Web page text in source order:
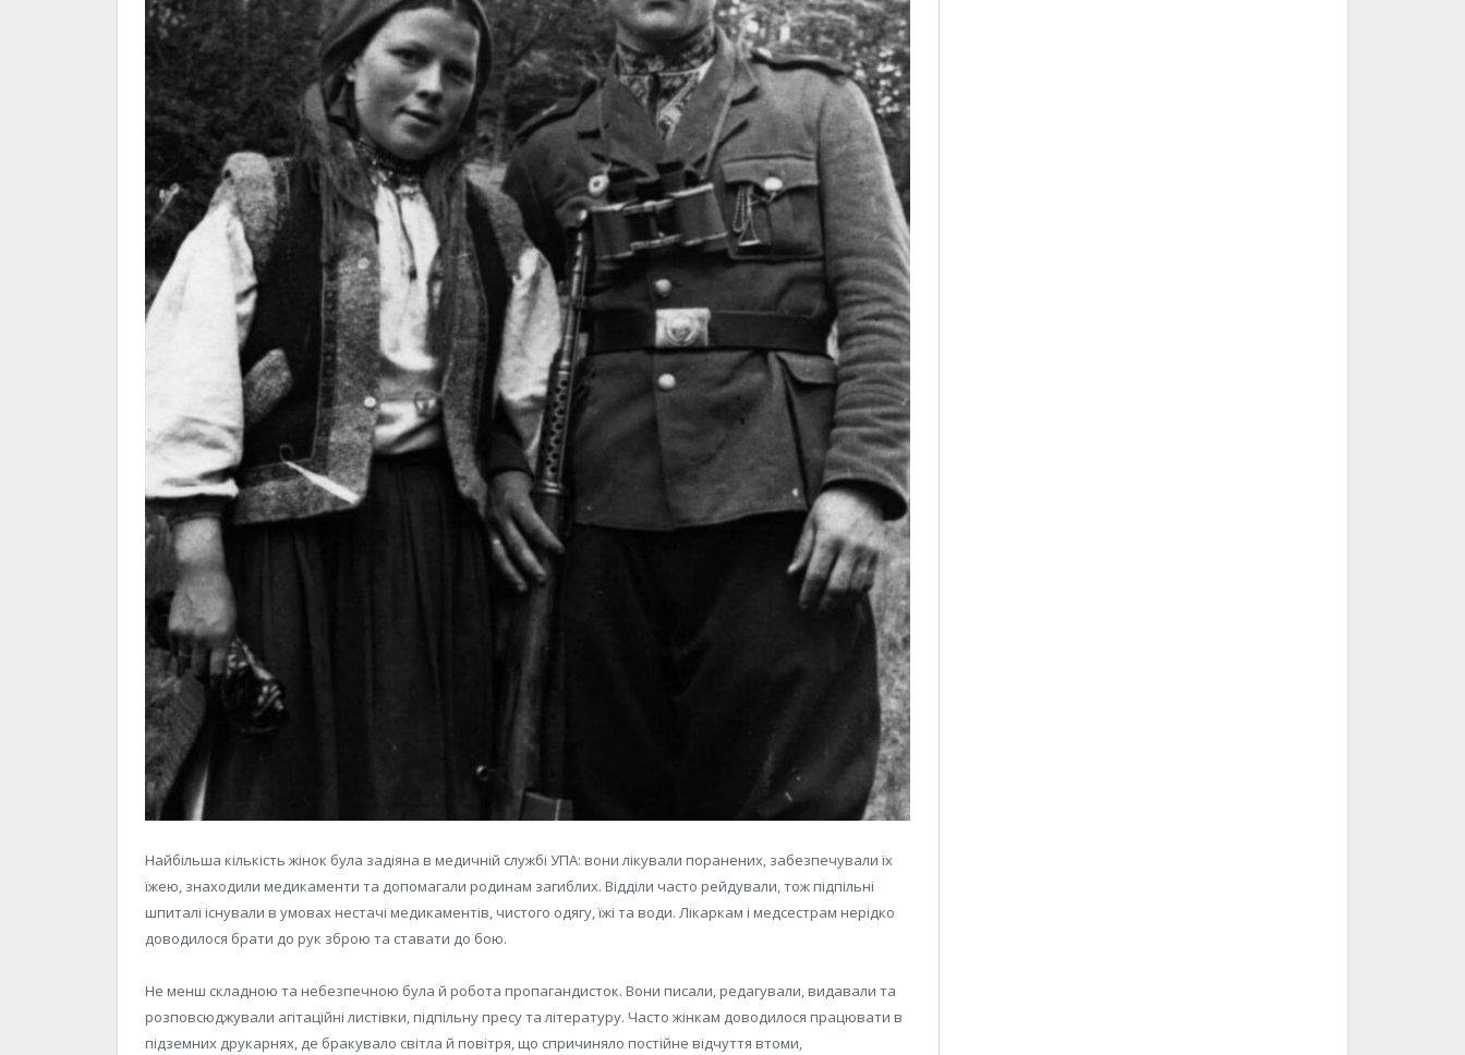
Найбільша кількість жінок була задіяна в медичній службі УПА: вони лікували поранених, забезпечували їх
їжею, знаходили медикаменти та допомагали родинам загиблих. Відділи часто рейдували, тож підпільні
шпиталі існували в умовах нестачі медикаментів, чистого одягу, їжі та води. Лікаркам і медсестрам нерідко
доводилося брати до рук зброю та ставати до бою.
Не менш складною та небезпечною була й робота пропагандисток. Вони писали, редагували, видавали та
розповсюджували агітаційні листівки, підпільну пресу та літературу. Часто жінкам доводилося працювати в
підземних друкарнях, де бракувало світла й повітря, що спричиняло постійне відчуття втоми,